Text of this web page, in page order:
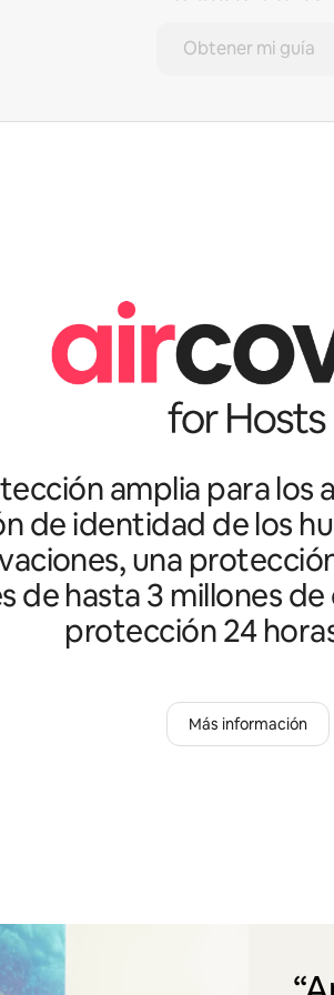
Obtener mi guía
amplia para los
de identidad de los
una
de hasta 3 millones de
protección 24
Más información